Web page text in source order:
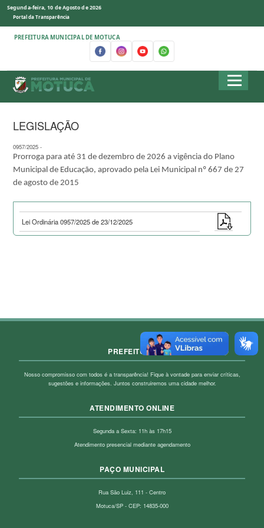
Segunda-feira, 10 de Agosto de 2026
Portal da Transparência
PREFEITURA MUNICIPAL DE MOTUCA
LEGISLAÇÃO
0957/2025 -
Prorroga para até 31 de dezembro de 2026 a vigência do Plano
Municipal de Educação, aprovado pela Lei Municipal nº 667 de 27
de agosto de 2015
Lei Ordinária 0957/2025 de 23/12/2025
PREFEITURA
Nosso compromisso com todos é a transparência! Fique à vontade para enviar críticas,
sugestões e informações. Juntos construiremos uma cidade melhor.
ATENDIMENTO ONLINE
Segunda a Sexta: 11h às 17h15
Atendimento presencial mediante agendamento
PAÇO MUNICIPAL
Rua São Luiz, 111 - Centro
Motuca/SP - CEP: 14835-000